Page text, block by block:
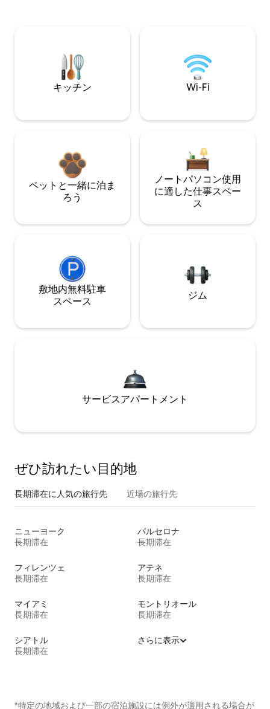
キッチン Wi-Fi
ペットと一緒に泊ま
ろう
ノートパソコン使用
に適した仕事スペー
ス
敷地内無料駐⁠車
ス⁠ペ⁠ー⁠ス
ジム
サービスアパートメント
ぜひ訪⁠れ⁠た⁠い目⁠的⁠地
長期滞在に人気の旅行先 近場の旅行先
ニューヨーク
長期滞在
バルセロナ
長期滞在
フィレンツェ
長期滞在
アテネ
長期滞在
マイアミ
長期滞在
モントリオール
長期滞在
シアトル
長期滞在
さらに表示
*特定の地域および一部の宿泊施設には例外が適用される場合が